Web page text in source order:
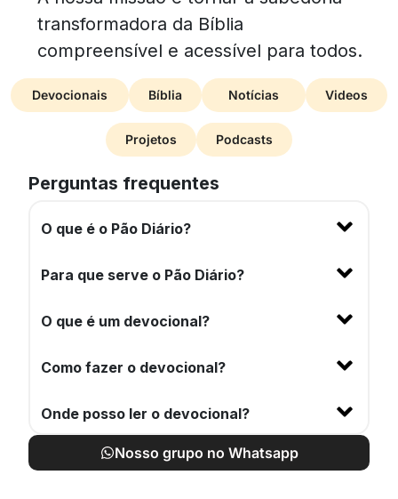
transformadora da Bíblia
compreensível e acessível para todos.
Devocionais Bíblia Notícias Videos
Projetos Podcasts
Perguntas frequentes
O que é o Pão Diário?
Para que serve o Pão Diário?
O que é um devocional?
Como fazer o devocional?
Onde posso ler o devocional?
Nosso grupo no Whatsapp